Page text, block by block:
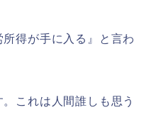
得が手に入る』と言わ
これは人間誰しも思う